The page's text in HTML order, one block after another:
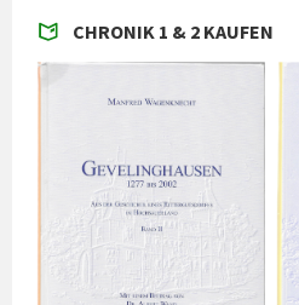
CHRONIK 1 & 2 KAUFEN